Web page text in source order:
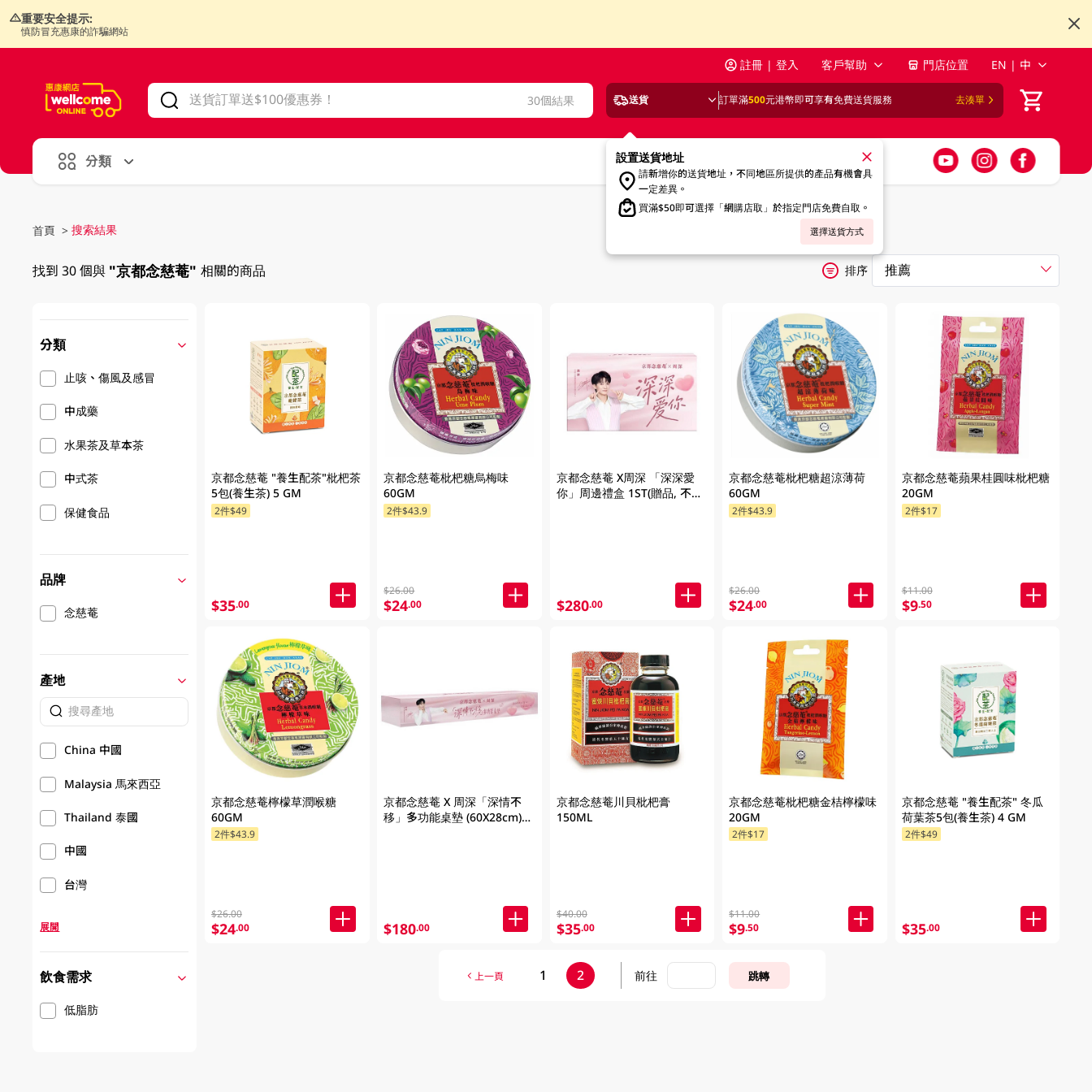
重要安全提示:
慎防冒充惠康的詐騙網站
註冊 | 登入 客戶幫助 門店位置 EN | 中
30個結果 送貨 訂單滿500元港幣即可享有免費送貨服務 去湊單
設置送貨地址
請新增你的送貨地址，不同地區所提供的產品有機會具
一定差異。
買滿$50即可選擇「網購店取」於指定門店免費自取。
選擇送貨方式
分類
首頁 > 搜索結果
找到 30 個與 "京都念慈菴" 相關的商品 排序
分類
止咳、傷風及感冒
中成藥
水果茶及草本茶
中式茶
保健食品
品牌
念慈菴
產地
China 中國
Malaysia 馬來西亞
Thailand 泰國
中國
台灣
展開
飲食需求
低脂肪
京都念慈菴 "養生配茶"枇杷茶
5包(養生茶) 5 GM
2件$49
$35.00
京都念慈菴枇杷糖烏梅味
60GM
2件$43.9
$26.00
$24.00
京都念慈菴 X周深 「深深愛
你」周邊禮盒 1ST(贈品, 不可
$280.00
京都念慈菴枇杷糖超涼薄荷
60GM
2件$43.9
$26.00
$24.00
京都念慈菴蘋果桂圓味枇杷糖
20GM
2件$17
$11.00
$9.50
京都念慈菴檸檬草潤喉糖
60GM
2件$43.9
$26.00
$24.00
京都念慈菴 X 周深「深情不
移」多功能桌墊 (60X28cm)
$180.00
京都念慈菴川貝枇杷膏
150ML
$40.00
$35.00
京都念慈菴枇杷糖金桔檸檬味
20GM
2件$17
$11.00
$9.50
京都念慈菴 "養生配茶" 冬瓜
荷葉茶5包(養生茶) 4 GM
2件$49
$35.00
上一頁 1 2 前往 跳轉